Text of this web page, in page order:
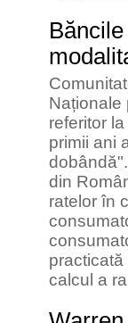
Naționale
referitor
primii ani
din
ratelor în
calcul a